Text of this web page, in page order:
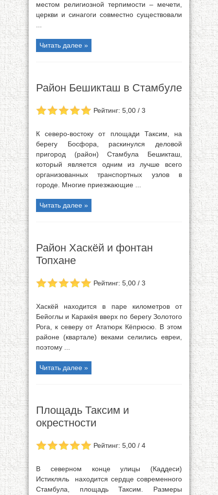
местом религиозной терпимости – мечети,
церкви и синагоги совместно существовали
Читать далее »
Район Бешикташ в Стамбуле
Рейтинг: 5,00 / 3
К северо-востоку от площади Таксим, на
берегу Босфора, раскинулся деловой
пригород (район) Стамбула Бешикташ,
который является одним из лучше всего
организованных транспортных узлов в
городе. Многие приезжающие ...
Читать далее »
Район Хаскёй и фонтан
Топхане
Рейтинг: 5,00 / 3
Хаскёй находится в паре километров от
Бейоглы и Каракёя вверх по берегу Золотого
Рога, к северу от Ататюрк Кёпрюсю. В этом
районе (квартале) веками селились евреи,
поэтому ...
Читать далее »
Площадь Таксим и
окрестности
Рейтинг: 5,00 / 4
В северном конце улицы (Каддеси)
Истикляль находится сердце современного
Стамбула, площадь Таксим. Размеры